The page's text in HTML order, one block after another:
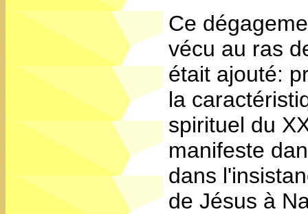
Ce
vécu au ras
était ajouté:
la
spirituel du
manifeste
dans
de Jésus à